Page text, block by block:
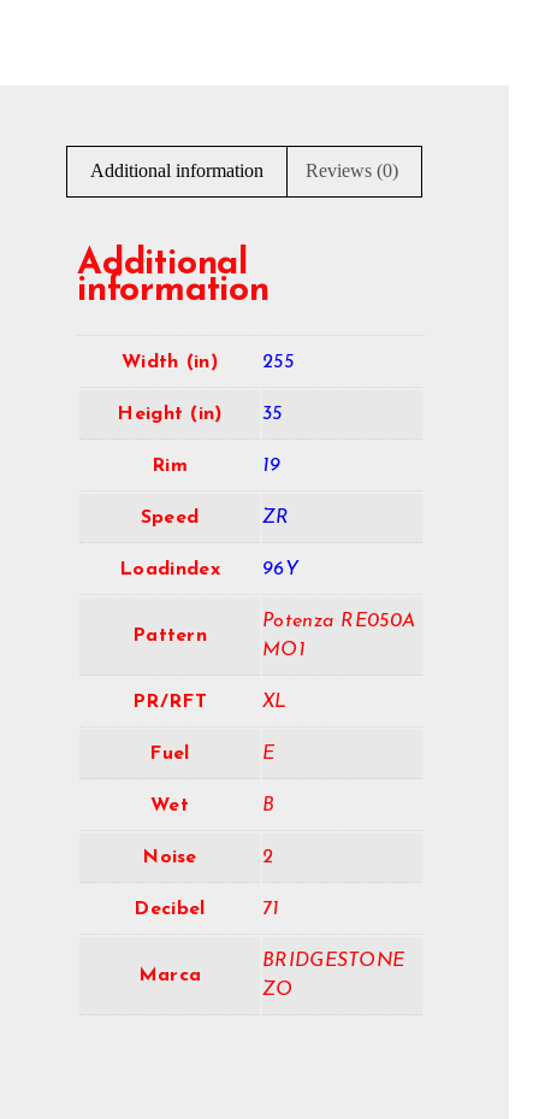
Additional information Reviews (0)
Additional
information
Width (in) 255
Height (in) 35
Rim 19
Speed ZR
Loadindex 96Y
Pattern
Potenza RE050A
MO1
PR/RFT XL
Fuel E
Wet B
Noise 2
Decibel 71
Marca
BRIDGESTONE
ZO